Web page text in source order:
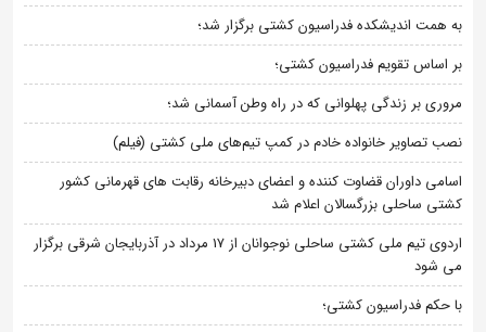
به همت اندیشکده فدراسیون کشتی برگزار شد؛
بر اساس تقویم فدراسیون کشتی؛
مروری بر زندگی پهلوانی که در راه وطن آسمانی شد؛
نصب تصاویر خانواده خادم در کمپ تیم‌های ملی کشتی (فیلم)
اسامی داوران قضاوت کننده و اعضای دبیرخانه رقابت های قهرمانی کشور
کشتی ساحلی بزرگسالان اعلام شد
اردوی تیم ملی کشتی ساحلی نوجوانان از 17 مرداد در آذربایجان شرقی برگزار
می شود
با حکم فدراسیون کشتی؛